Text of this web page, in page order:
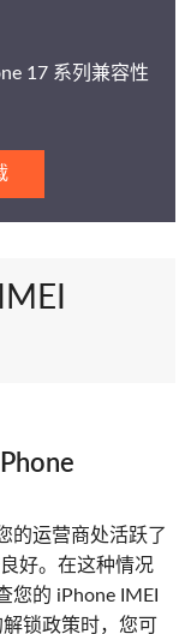
17 系列兼容性
的运营商处活跃了
好。在这种情况
您的 iPhone IMEI
锁政策时，您可